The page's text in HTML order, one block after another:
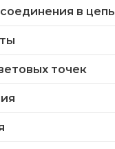
в цепь
точек